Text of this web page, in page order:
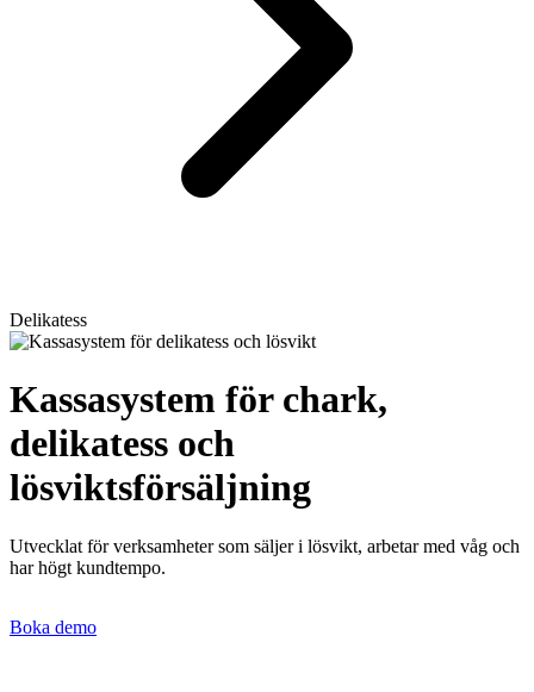
Delikatess
Kassasystem för chark,
delikatess och
lösviktsförsäljning
Utvecklat för verksamheter som säljer i lösvikt, arbetar med våg och
har högt kundtempo.
Boka demo